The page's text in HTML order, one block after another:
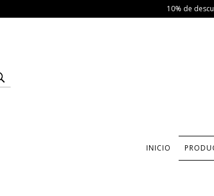
10% de
INICIO